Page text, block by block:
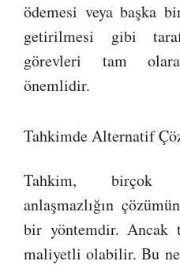
ödemesi veya başka
getirilmesi gibi
görevleri tam
önemlidir.
Tahkimde Alternatif
Tahkim, birçok
anlaşmazlığın
bir yöntemdir. Ancak
maliyetli olabilir. Bu